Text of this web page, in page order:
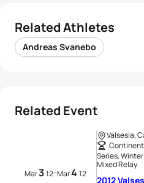
Related Athletes
Andreas Svanebo
Related Event
Mar312-Mar4 12
Valsesia,
Series,
Mixed Relay
2012